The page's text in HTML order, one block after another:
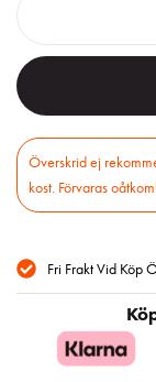
Fri Frakt Vid Köp